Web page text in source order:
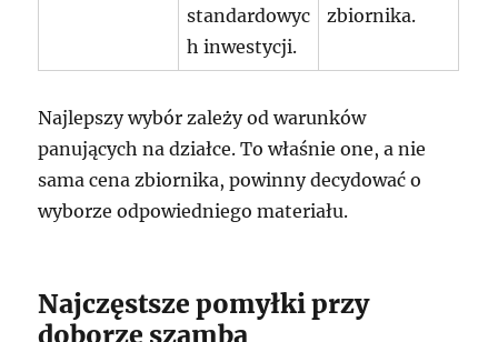
standardowyc
h inwestycji.
zbiornika.
Najlepszy wybór zależy od warunków
panujących na działce. To właśnie one, a nie
sama cena zbiornika, powinny decydować o
wyborze odpowiedniego materiału.
Najczęstsze pomyłki przy
doborze szamba